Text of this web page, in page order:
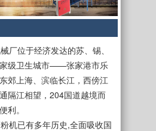
厂位于经济发达的苏、锡、
级卫生城市——张家港市乐
郊上海、滨临长江，西傍江
隔江相望，204国道越境而
利。
机已有多年历史,全面吸收国